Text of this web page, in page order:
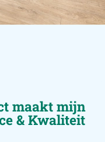
maakt mijn
& Kwaliteit